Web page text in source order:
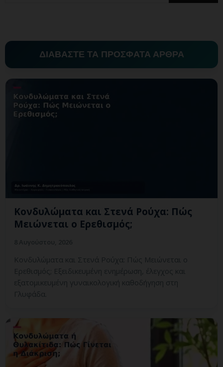
ΔΙΑΒΑΣΤΕ ΤΑ ΠΡΟΣΦΑΤΑ ΑΡΘΡΑ
Κονδυλώματα και Στενά Ρούχα: Πώς
Μειώνεται ο Ερεθισμός;
Κονδυλώματα και Στενά Ρούχα: Πώς Μειώνεται ο
Ερεθισμός; Εξειδικευμένη ενημέρωση, έλεγχος και
εξατομικευμένη γυναικολογική καθοδήγηση στη
Γλυφάδα.